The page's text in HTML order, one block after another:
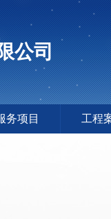
公司
务项目 工程